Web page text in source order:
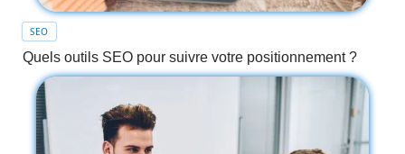
SEO
Quels outils SEO pour suivre votre positionnement ?